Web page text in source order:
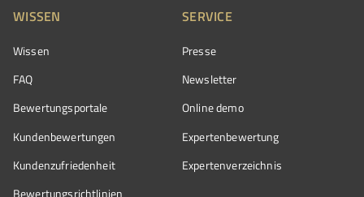
WISSEN
Wissen
FAQ
Bewertungsportale
Kundenbewertungen
Kundenzufriedenheit
Bewertungs­richtlinien
SERVICE
Presse
Newsletter
Online demo
Expertenbewertung
Expertenverzeichnis